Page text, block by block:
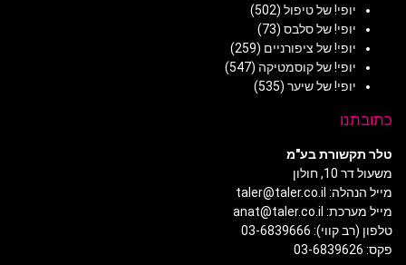
יופי! של טיפול (502)
יופי! של סלבס (73)
יופי! של ציפורניים (259)
יופי! של קוסמטיקה (547)
יופי! של שיער (535)
כתובתנו
טלר תקשורת בע"מ
משעול דר 10, חולון
מייל הנהלה: taler@taler.co.il
מייל מערכת: anat@taler.co.il
טלפון (רב קווי): 03-6839666
פקס: 03-6839626